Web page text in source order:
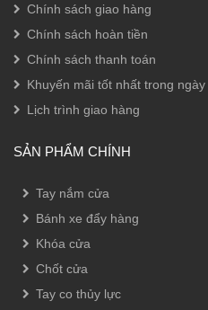
Chính sách giao hàng
Chính sách hoàn tiền
Chính sách thanh toán
Khuyến mãi tốt nhất trong ngày
Lịch trình giao hàng
SẢN PHẨM CHÍNH
Tay nắm cửa
Bánh xe đẩy hàng
Khóa cửa
Chốt cửa
Tay co thủy lực